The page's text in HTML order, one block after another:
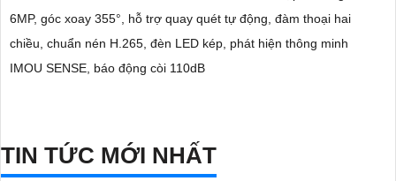
6MP, góc xoay 355°, hỗ trợ quay quét tự động, đàm thoại hai
chiều, chuẩn nén H.265, đèn LED kép, phát hiện thông minh
IMOU SENSE, báo động còi 110dB
TIN TỨC MỚI NHẤT